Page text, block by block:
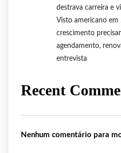
destrava carreira e
Visto americano em
crescimento
agendamento,
entrevista
Recent
Nenhum comentário para